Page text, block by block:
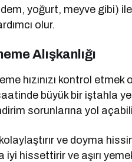
yoğurt, meyve gibi)
olur.
Alışkanlığı
hızınızı kontrol
büyük bir iştahla
sorunlarına yol
ve doyma
hissettirir ve aşırı